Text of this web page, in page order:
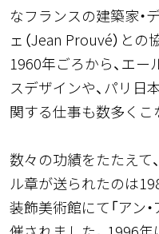
なフランスの建築家・
ェ（Jean Prouvé）と
1960年ごろから、エ
スデザインや、パリ日
関する仕事も数多くこ
数々の功績をたたえて
ル章が送られたのは
装飾美術館にて「アン